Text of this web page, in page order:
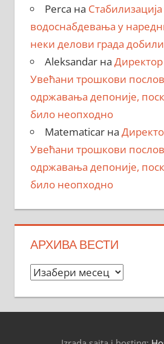
Perca на Стабилизација
водоснабдевања у
неки делови града
Aleksandarна
Увећани трошкови
одржавања депоније,
било неопходно
Matematicarна
Увећани трошкови
одржавања депоније,
било неопходно
АРХИВА ВЕСТИ
Архива